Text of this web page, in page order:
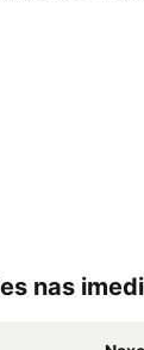
nas